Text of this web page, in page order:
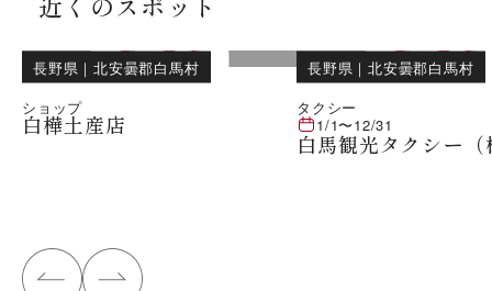
長野県 ｜北安曇郡白馬村
ショップ
白樺土産店
長野県 ｜北安曇郡白馬村
タクシー
1/1〜12/31
白馬観光タクシー（